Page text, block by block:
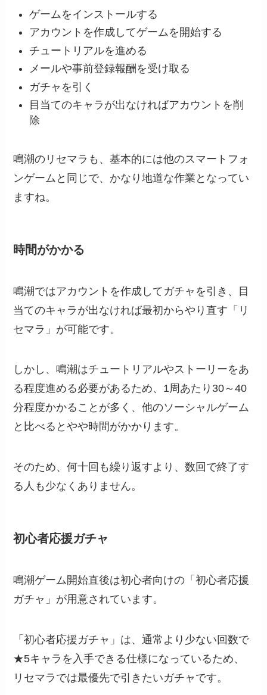
ゲームをインストールする
アカウントを作成してゲームを開始する
チュートリアルを進める
メールや事前登録報酬を受け取る
ガチャを引く
目当てのキャラが出なければアカウントを削
除
鳴潮のリセマラも、基本的には他のスマートフォ
ンゲームと同じで、かなり地道な作業となってい
ますね。
時間がかかる
鳴潮ではアカウントを作成してガチャを引き、目
当てのキャラが出なければ最初からやり直す「リ
セマラ」が可能です。
しかし、鳴潮はチュートリアルやストーリーをあ
る程度進める必要があるため、1周あたり30～40
分程度かかることが多く、他のソーシャルゲーム
と比べるとやや時間がかかります。
そのため、何十回も繰り返すより、数回で終了す
る人も少なくありません。
初心者応援ガチャ
鳴潮ゲーム開始直後は初心者向けの「初心者応援
ガチャ」が用意されています。
「初心者応援ガチャ」は、通常より少ない回数で
★5キャラを入手できる仕様になっているため、
リセマラでは最優先で引きたいガチャです。